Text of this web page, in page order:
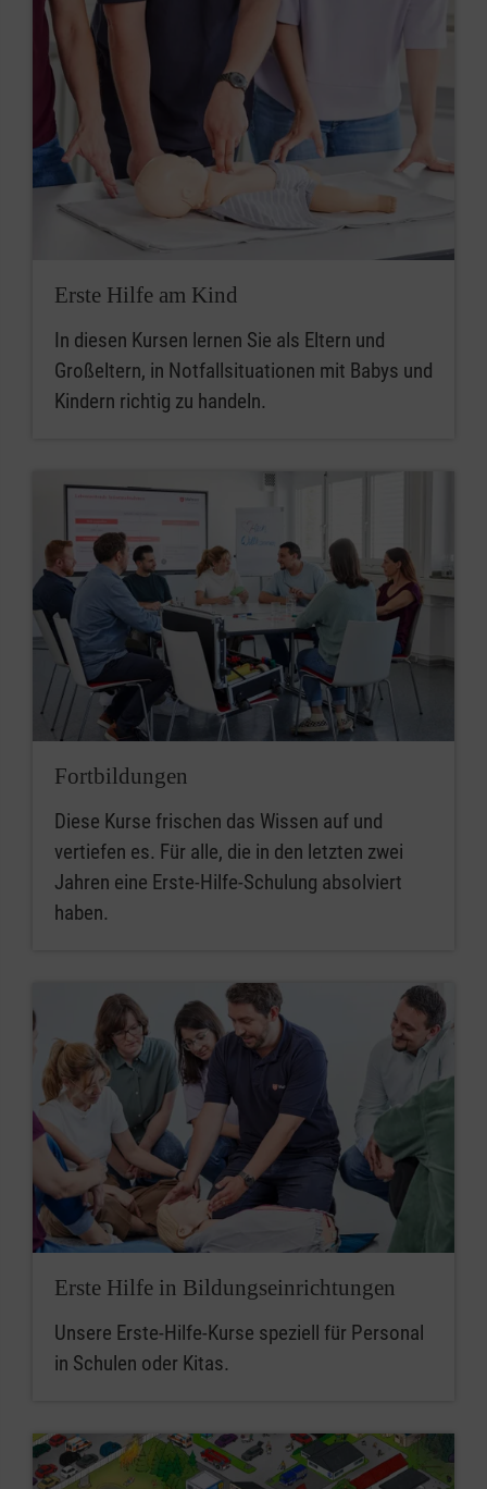
Erste Hilfe am Kind
In diesen Kursen lernen Sie als Eltern und
Großeltern, in Notfallsituationen mit Babys und
Kindern richtig zu handeln.
Fortbildungen
Diese Kurse frischen das Wissen auf und
vertiefen es. Für alle, die in den letzten zwei
Jahren eine Erste-Hilfe-Schulung absolviert
haben.
Erste Hilfe in Bildungseinrichtungen
Unsere Erste-Hilfe-Kurse speziell für Personal
in Schulen oder Kitas.